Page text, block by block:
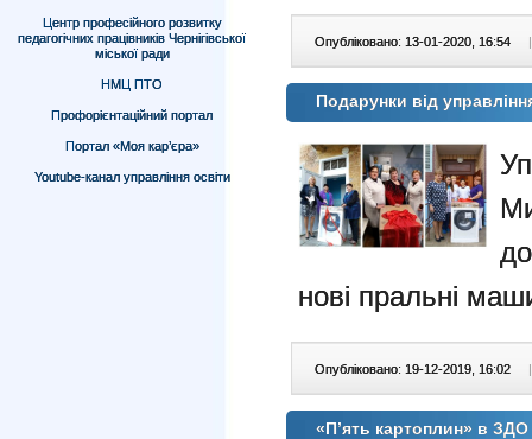
Центр професійного розвитку
педагогічних працівників Чернігівської
міської ради
НМЦ ПТО
Профорієнтаційний портал
Портал «Моя кар’єра»
Youtube-канал управління освіти
Опубліковано: 13-01-2020, 16:54 |
Подарунки від
нові пральні
Опубліковано: 19-12-2019, 16:02 |
«П’ять картоплин» в